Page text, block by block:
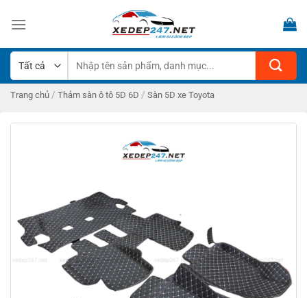
qua
dung
kiếm:
Trang chủ / Thảm sàn ô tô 5D 6D / Sàn 5D xe Toyota